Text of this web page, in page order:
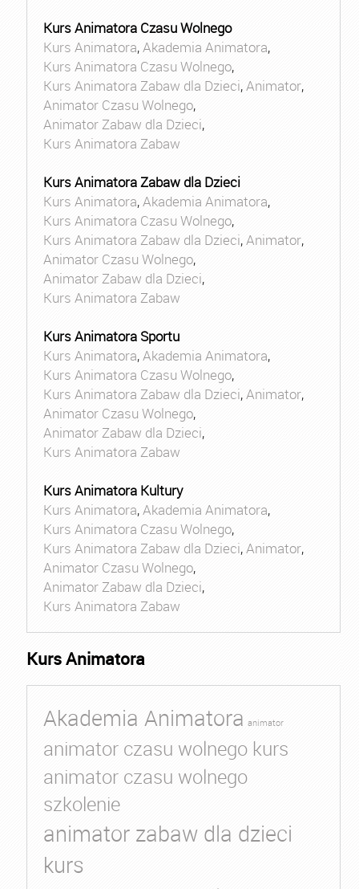
Kurs Animatora Czasu Wolnego
Kurs Animatora,Akademia Animatora,
Kurs Animatora Czasu Wolnego,
Kurs Animatora Zabaw dla Dzieci,Animator,
Animator Czasu Wolnego,
Animator Zabaw dla Dzieci,
Kurs Animatora Zabaw
Kurs Animatora Zabaw dla Dzieci
Kurs Animatora,Akademia Animatora,
Kurs Animatora Czasu Wolnego,
Kurs Animatora Zabaw dla Dzieci,Animator,
Animator Czasu Wolnego,
Animator Zabaw dla Dzieci,
Kurs Animatora Zabaw
Kurs Animatora Sportu
Kurs Animatora,Akademia Animatora,
Kurs Animatora Czasu Wolnego,
Kurs Animatora Zabaw dla Dzieci,Animator,
Animator Czasu Wolnego,
Animator Zabaw dla Dzieci,
Kurs Animatora Zabaw
Kurs Animatora Kultury
Kurs Animatora,Akademia Animatora,
Kurs Animatora Czasu Wolnego,
Kurs Animatora Zabaw dla Dzieci,Animator,
Animator Czasu Wolnego,
Animator Zabaw dla Dzieci,
Kurs Animatora Zabaw
Kurs Animatora
Akademia Animatora animator
animator czasu wolnego kurs
animator czasu wolnego
szkolenie
animator zabaw dla dzieci
kurs